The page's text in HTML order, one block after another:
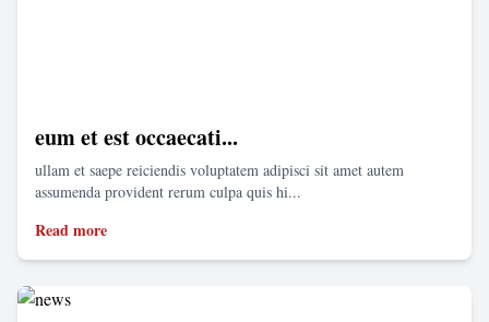
eum et est occaecati...
ullam et saepe reiciendis voluptatem adipisci sit amet autem
assumenda provident rerum culpa quis hi...
Read more